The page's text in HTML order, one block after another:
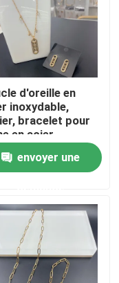
d'oreille en
inoxydable,
bracelet pour
en acier
avec pierre
envoyer une